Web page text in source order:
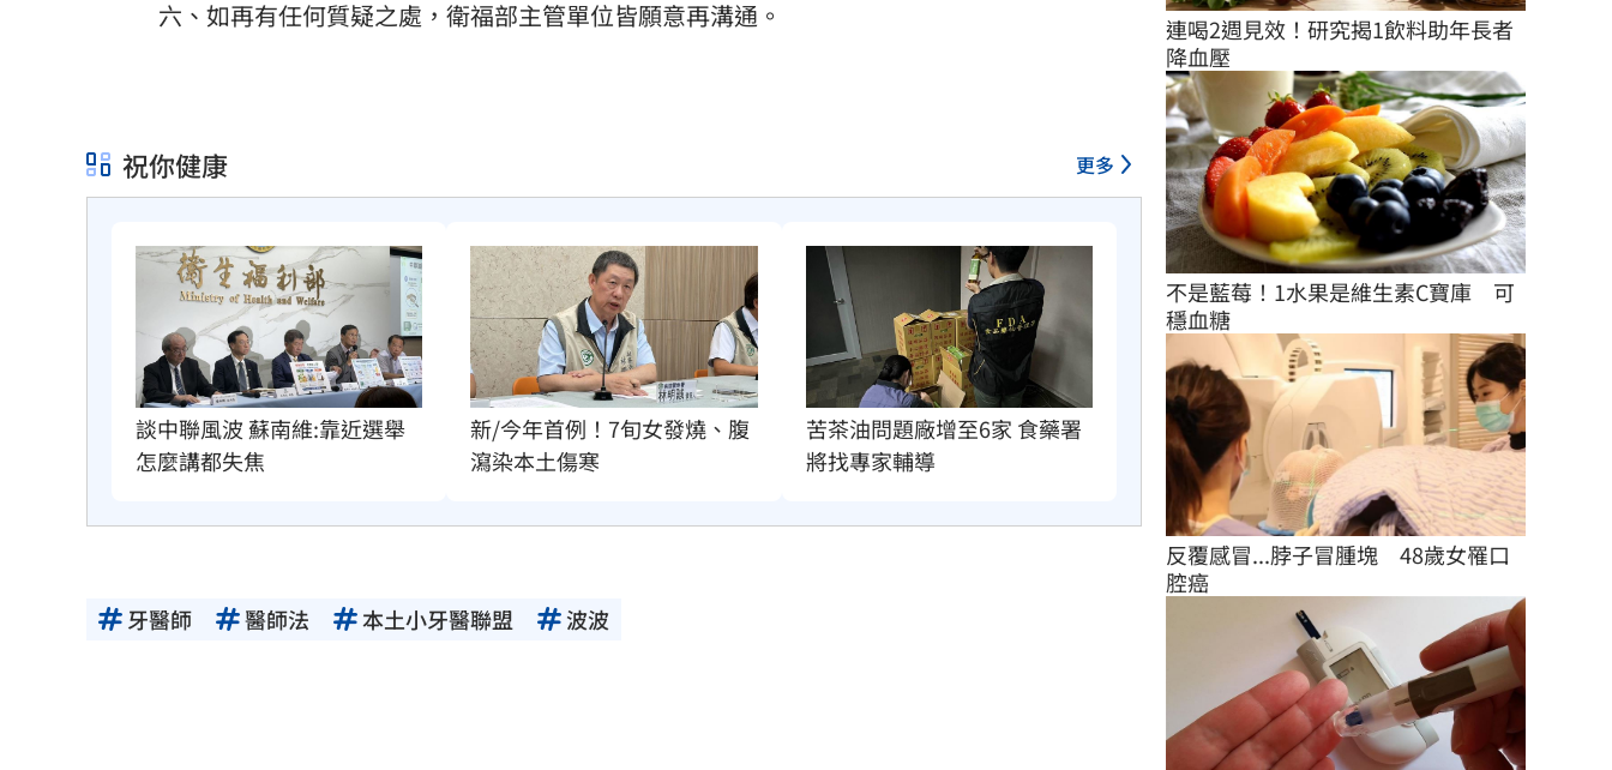
六、如再有任何質疑之處，衛福部主管單位皆願意再溝通。
祝你健康 更多
談中聯風波 蘇南維:靠近選舉
怎麼講都失焦
新/今年首例！7旬女發燒、腹
瀉染本土傷寒
苦茶油問題廠增至6家 食藥署
將找專家輔導
牙醫師 醫師法 本土小牙醫聯盟 波波
連喝2週見效！研究揭1飲料助年長者
降血壓
不是藍莓！1水果是維生素C寶庫　可
穩血糖
反覆感冒...脖子冒腫塊　48歲女罹口
腔癌